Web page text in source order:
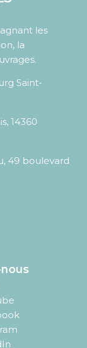
les
la
Saint-
14360
49 boulevard